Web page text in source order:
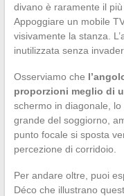
divano è raramente il
Appoggiare un mobile
visivamente la stanza.
inutilizzata senza
Osserviamo che
proporzioni meglio di
schermo in diagonale,
grande del soggiorno,
punto focale si sposta
percezione di corridoio.
Per andare oltre, puoi
Déco che illustrano